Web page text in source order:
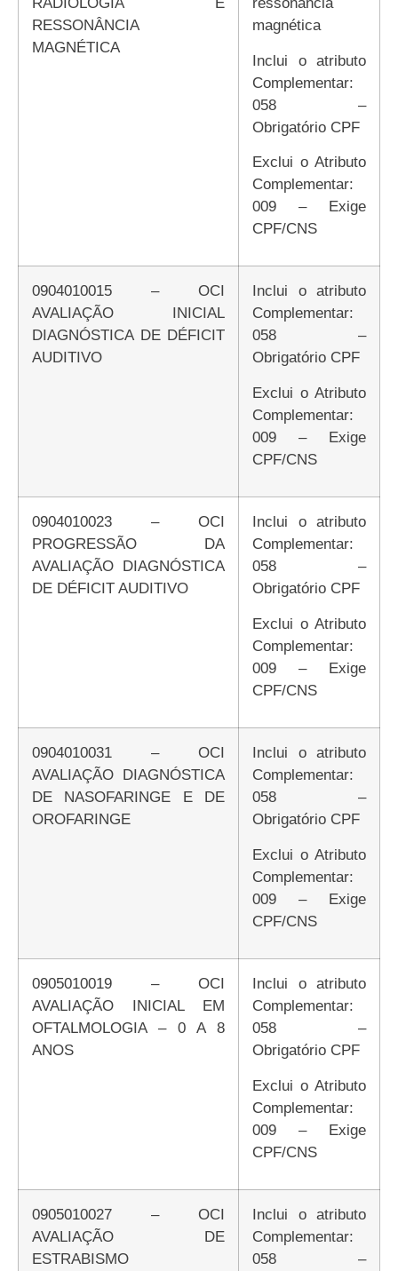
RESSONÂNCIA
MAGNÉTICA
magnética
Inclui o atributo
Complementar:
058 –
Obrigatório CPF
Exclui o Atributo
Complementar:
009 – Exige
CPF/CNS
0904010015 – OCI
AVALIAÇÃO INICIAL
DIAGNÓSTICA DE DÉFICIT
AUDITIVO
Inclui o atributo
Complementar:
058 –
Obrigatório CPF
Exclui o Atributo
Complementar:
009 – Exige
CPF/CNS
0904010023 – OCI
PROGRESSÃO DA
AVALIAÇÃO DIAGNÓSTICA
DE DÉFICIT AUDITIVO
Inclui o atributo
Complementar:
058 –
Obrigatório CPF
Exclui o Atributo
Complementar:
009 – Exige
CPF/CNS
0904010031 – OCI
AVALIAÇÃO DIAGNÓSTICA
DE NASOFARINGE E DE
OROFARINGE
Inclui o atributo
Complementar:
058 –
Obrigatório CPF
Exclui o Atributo
Complementar:
009 – Exige
CPF/CNS
0905010019 – OCI
AVALIAÇÃO INICIAL EM
OFTALMOLOGIA – 0 A 8
ANOS
Inclui o atributo
Complementar:
058 –
Obrigatório CPF
Exclui o Atributo
Complementar:
009 – Exige
CPF/CNS
0905010027 – OCI
AVALIAÇÃO DE
ESTRABISMO
Inclui o atributo
Complementar:
058 –